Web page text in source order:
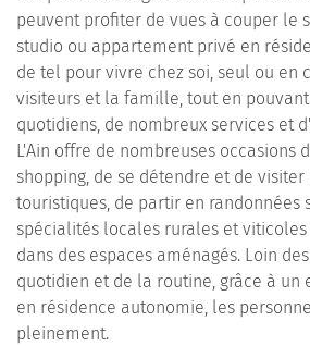
peuvent profiter de vues à couper le
studio ou appartement privé en
de tel pour vivre chez soi, seul ou en
visiteurs et la famille, tout en
quotidiens, de nombreux services et
L'Ain offre de nombreuses occasions
shopping, de se détendre et de
touristiques, de partir en randonnées
spécialités locales rurales et
dans des espaces aménagés. Loin
quotidien et de la routine, grâce à un
en résidence autonomie, les
pleinement.